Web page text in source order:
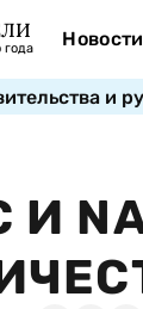
года Новости
и
И